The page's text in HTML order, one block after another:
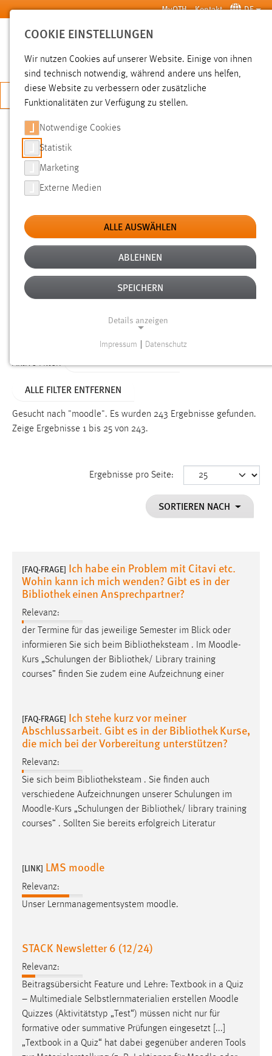
Zum Hauptinhalt springen MyOTH Kontakt DE
SUCHE
JETZT BEWERBEN
SUCHE
FILTER
Typ
Erstellungsdatum
Alter
Aktive Filter:
ALLE FILTER ENTFERNEN
Gesucht nach "moodle". Es wurden 243 Ergebnisse gefunden.
Zeige Ergebnisse 1 bis 25 von 243.
Ergebnisse pro Seite:
SORTIEREN NACH
[FAQ-FRAGE] Ich habe ein Problem mit Citavi etc.
Wohin kann ich mich wenden? Gibt es in der
Bibliothek einen Ansprechpartner?
Relevanz:
der Termine für das jeweilige Semester im Blick oder
informieren Sie sich beim Bibliotheksteam . Im Moodle-
Kurs „Schulungen der Bibliothek/ Library training
courses” finden Sie zudem eine Aufzeichnung einer
[FAQ-FRAGE] Ich stehe kurz vor meiner
Abschlussarbeit. Gibt es in der Bibliothek Kurse,
die mich bei der Vorbereitung unterstützen?
Relevanz:
Sie sich beim Bibliotheksteam . Sie finden auch
verschiedene Aufzeichnungen unserer Schulungen im
Moodle-Kurs „Schulungen der Bibliothek/ library training
courses” . Sollten Sie bereits erfolgreich Literatur
[LINK] LMS moodle
Relevanz:
Unser Lernmanagementsystem moodle.
STACK Newsletter 6 (12/24)
Relevanz:
Beitragsübersicht Feature und Lehre: Textbook in a Quiz
– Multimediale Selbstlernmaterialien erstellen Moodle
Quizzes (Aktivitätstyp „Test“) müssen nicht nur für
formative oder summative Prüfungen eingesetzt [...]
„Textbook in a Quiz“ hat dabei gegenüber anderen Tools
COOKIE EINSTELLUNGEN
Wir nutzen Cookies auf unserer Website. Einige von ihnen
sind technisch notwendig, während andere uns helfen,
diese Website zu verbessern oder zusätzliche
Funktionalitäten zur Verfügung zu stellen.
Notwendige Cookies
Statistik
Marketing
Externe Medien
ALLE AUSWÄHLEN
ABLEHNEN
SPEICHERN
Details anzeigen
Funktionen und sind für die einwandfreie Funktion der
Einverständnis
cookie_consent
Dieser Cookie speichert die ausgewählten Einverständnis-
Performance
Name:
staticfilecache
Zweck:
Für performante Seitenauslieferung wird in diesem Cookie
gespeichert, ob man eingeloggt ist.
Sprachpräferenz
Name:
site-language-preference
Das Cookie speichert die gewählte Sprache der Website.
Cookie Laufzeit:
30 Tage
MibewSessionID, MIBEW_UserID, mibew_locale, mibew-
chat-frame-style-5e9dbeb1811c0446
Wird benötigt um die Chatfunktion nutzen zu können.
Cookie Laufzeit:
MibewSessionID, mibew-chat-frame-style-
5e9dbeb1811c0446 = Sitzungslaufzeit, mibew_locale = 3
Jahre, MIBEW_UserID = 1 Jahr
Login
Impressum Datenschutz